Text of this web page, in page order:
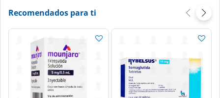
Recomendados para ti